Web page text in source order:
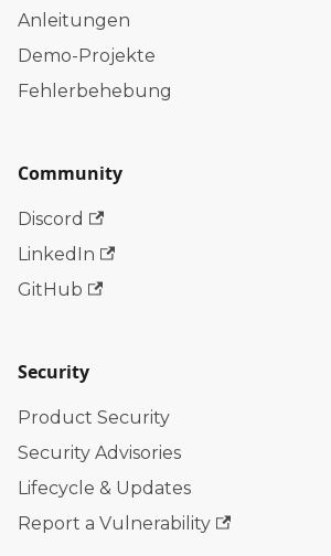
Anleitungen
Demo-Projekte
Fehlerbehebung
Community
Discord
LinkedIn
GitHub
Security
Product Security
Security Advisories
Lifecycle & Updates
Report a Vulnerability